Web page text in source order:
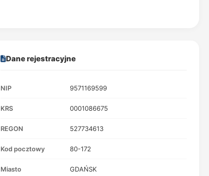
Dane rejestracyjne
NIP 9571169599
KRS 0001086675
REGON 527734613
Kod pocztowy 80-172
Miasto GDAŃSK